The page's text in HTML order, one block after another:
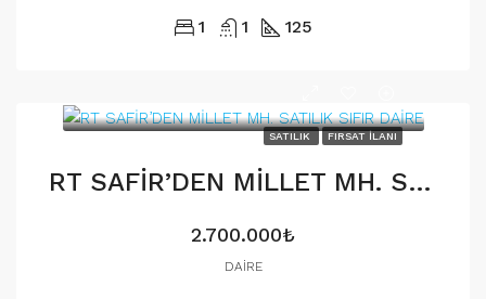
1 1 125
SATILIK FIRSAT İLANI
RT SAFİR’DEN MİLLET MH. SATILIK SIFIR DAİRE
2.700.000₺
DAIRE